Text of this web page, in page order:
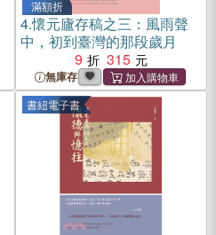
滿額折
4.懷元廬存稿之三：風雨聲
中，初到臺灣的那段歲月
9
315
無庫存
書紐電子書